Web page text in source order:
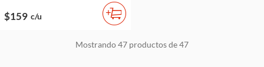
$159 c/u
Mostrando47 productos de47